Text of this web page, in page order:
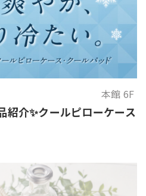
本館 6F
紹介✨クールピローケース